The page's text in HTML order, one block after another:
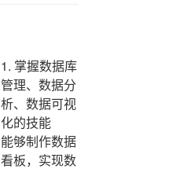
1. 掌握数据库
管理、数据分
析、数据可视
化的技能
能够制作数据
看板，实现数